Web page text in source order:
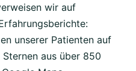
wir auf
unserer Patienten auf
aus über 850